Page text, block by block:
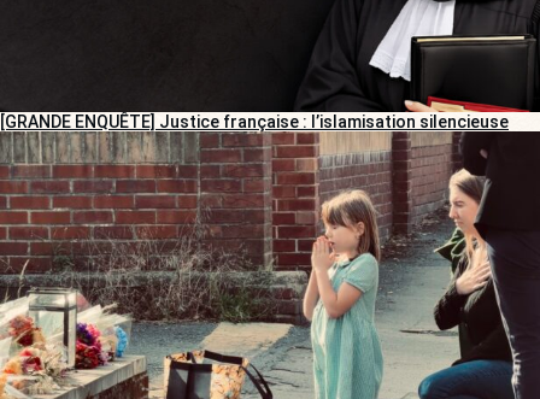
[GRANDE ENQUÊTE] Justice française : l’islamisation silencieuse